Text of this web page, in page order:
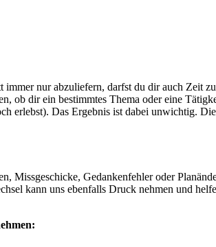
nur abzuliefern, darfst du dir auch Zeit
ob dir ein bestimmtes Thema oder eine
erlebst). Das Ergebnis ist dabei unwichtig.
Missgeschicke, Gedankenfehler oder
kann uns ebenfalls Druck nehmen und